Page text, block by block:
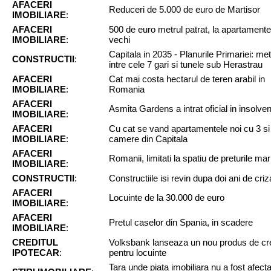
AFACERI
IMOBILIARE:
Reduceri de 5.000 de euro de Martisor
AFACERI
IMOBILIARE:
500 de euro metrul patrat, la
vechi
CONSTRUCTII:
Capitala in 2035 - Planurile Primariei:
intre cele 7 gari si tunele sub Herastrau
AFACERI
IMOBILIARE:
Cat mai costa hectarul de teren arabil in
Romania
AFACERI
IMOBILIARE:
Asmita Gardens a intrat oficial in
AFACERI
IMOBILIARE:
Cu cat se vand apartamentele noi cu 3 si
camere din Capitala
AFACERI
IMOBILIARE:
Romanii, limitati la spatiu de preturile
CONSTRUCTII:
Constructiile isi revin dupa doi ani de
AFACERI
IMOBILIARE:
Locuinte de la 30.000 de euro
AFACERI
IMOBILIARE:
Pretul caselor din Spania, in scadere
CREDITUL
IPOTECAR:
Volksbank lanseaza un nou produs de
pentru locuinte
Tara unde piata imobiliara nu a fost